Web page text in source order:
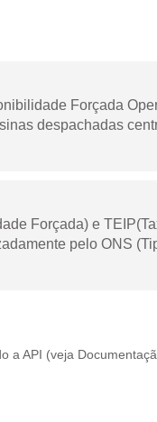
Forçada
despachadas
Forçada) e
pelo ONS
a API (veja